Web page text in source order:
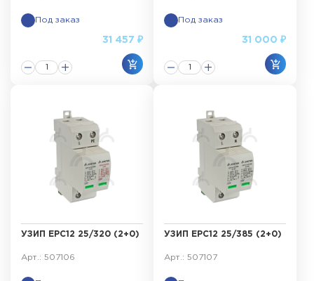
Под заказ
31 457 ₽
Под заказ
31 000 ₽
УЗИП ЕРС12 25/320 (2+0)
Арт.: 507106
УЗИП ЕРС12 25/385 (2+0)
Арт.: 507107